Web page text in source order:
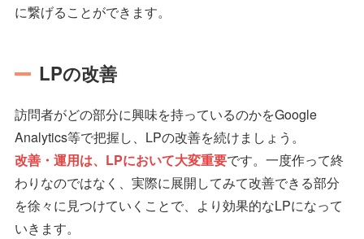
に繋げることができます。
LPの改善
訪問者がどの部分に興味を持っているのかをGoogle
Analytics等で把握し、LPの改善を続けましょう。
改善・運用は、LPにおいて大変重要です。一度作って終
わりなのではなく、実際に展開してみて改善できる部分
を徐々に見つけていくことで、より効果的なLPになって
いきます。